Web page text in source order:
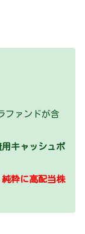
ファンドが含
用キャッシュポ
純粋に高配当株